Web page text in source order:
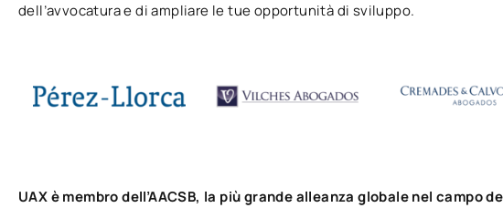
dell’avvocatura e di ampliare le tue opportunità di sviluppo.
UAX è membro dell’AACSB, la più grande alleanza globale nel campo